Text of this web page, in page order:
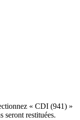
« CDI (941) »
seront restituées.